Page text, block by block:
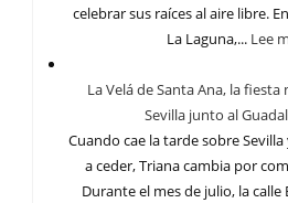
celebrar sus raíces al aire libre.
La Laguna,... Lee
La Velá de Santa Ana, la
Sevilla junto al
Cuando cae la tarde sobre
a ceder, Triana cambia por
Durante el mes de julio, la calle